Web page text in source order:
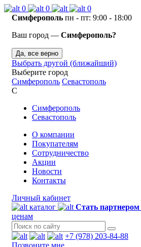
0 0
0
Симферополь пн - пт: 9:00 - 18:00
Ваш город — Симферополь?
Да, все верно
Выбрать другой (ближайший)
Выберите город
Симферополь Севастополь
С
Симферополь
Севастополь
О компании
Покупателям
Сотрудничество
Акции
Новости
Контакты
Личный кабинет
каталог
Стать партнером
ценам
+7 (978) 203-84-88
Позвоните мне